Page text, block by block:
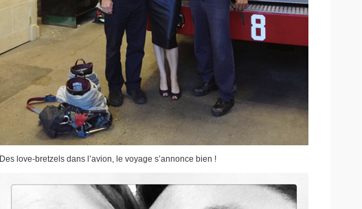
Des love-bretzels dans l’avion, le voyage s’annonce bien !